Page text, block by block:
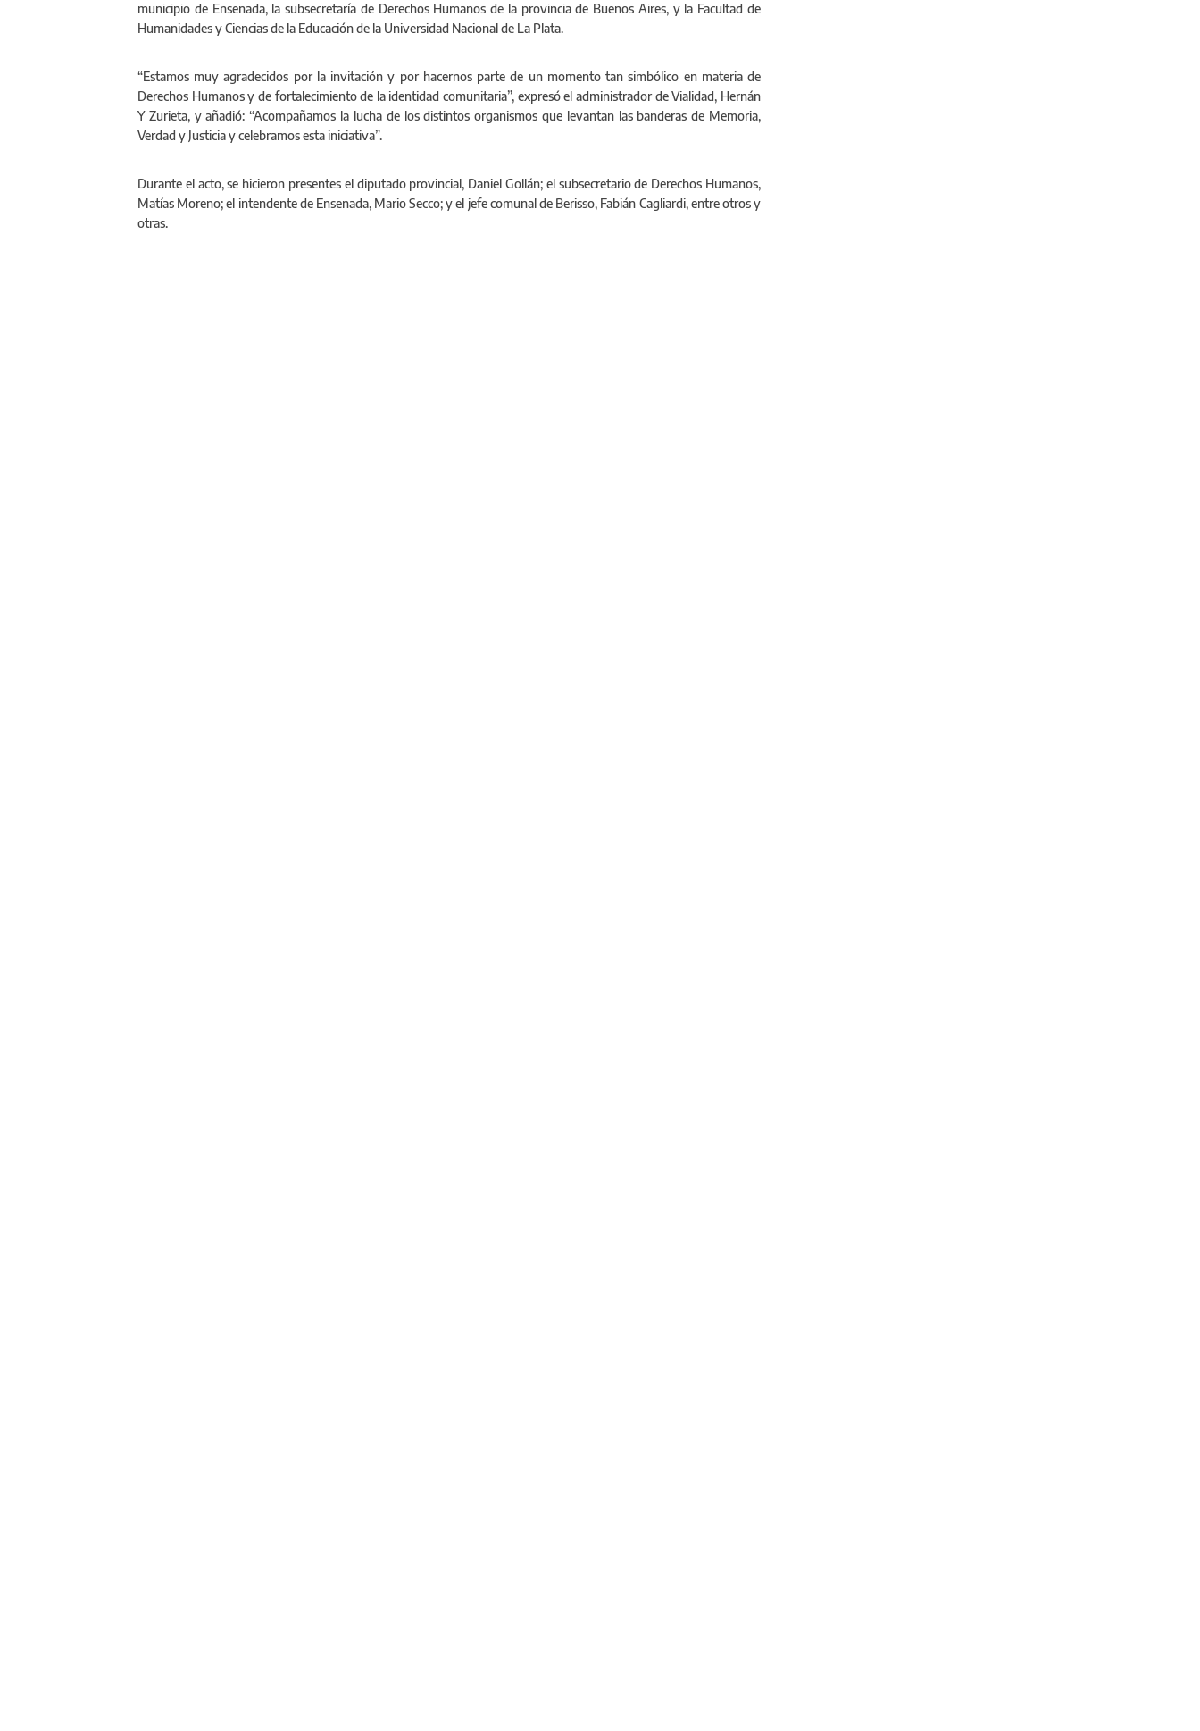
municipio de Ensenada, la subsecretaría de Derechos Humanos de la provincia de Buenos Aires, y la Facultad de
Humanidades y Ciencias de la Educación de la Universidad Nacional de La Plata.
“Estamos muy agradecidos por la invitación y por hacernos parte de un momento tan simbólico en materia de
Derechos Humanos y de fortalecimiento de la identidad comunitaria”, expresó el administrador de Vialidad, Hernán
Y Zurieta, y añadió: “Acompañamos la lucha de los distintos organismos que levantan las banderas de Memoria,
Verdad y Justicia y celebramos esta iniciativa”.
Durante el acto, se hicieron presentes el diputado provincial, Daniel Gollán; el subsecretario de Derechos Humanos,
Matías Moreno; el intendente de Ensenada, Mario Secco; y el jefe comunal de Berisso, Fabián Cagliardi, entre otros y
otras.